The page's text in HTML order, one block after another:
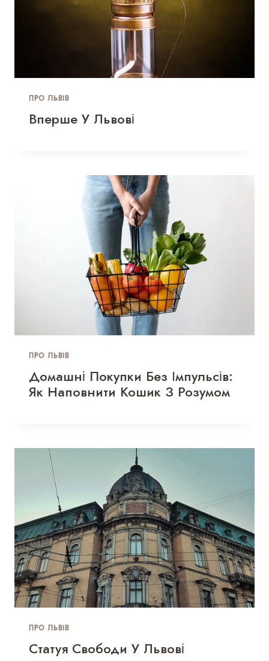
ПРО ЛЬВІВ
Вперше У Львові
ПРО ЛЬВІВ
Домашні Покупки Без Імпульсів:
Як Наповнити Кошик З Розумом
ПРО ЛЬВІВ
Статуя Свободи У Львові